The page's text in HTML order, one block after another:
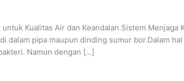
Kualitas Air dan Keandalan Sistem Menjaga
dalam pipa maupun dinding sumur bor.Dalam
Namun dengan […]